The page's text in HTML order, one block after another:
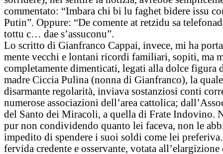
commentato: “Imbara chi bi lu faghet bìdere issu
Putin”. Oppure: “De comente at retzidu sa
tottu c… dae s’assuconu”.
Lo scritto di Gianfranco Cappai, invece, mi ha
mente vecchi e lontani ricordi familiari, sopiti, ma
completamente dimenticati, legati alla dolce figura
madre Ciccia Pulina (nonna di Gianfranco), la
disarmante regolarità, inviava sostanziosi conti
numerose associazioni dell’area cattolica;
del Santo dei Miracoli, a quella di Frate Indovino.
pur non condividendo quanto lei faceva, non le
impedito di spendere i suoi soldi come lei
fervida credente e osservante, votata all’elargizione